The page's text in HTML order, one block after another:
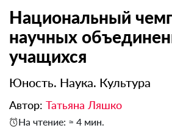
Национальный
научных
учащихся
Юность. Наука. Культура
Автор: Татьяна Ляшко
На чтение: ≈ 4 мин.